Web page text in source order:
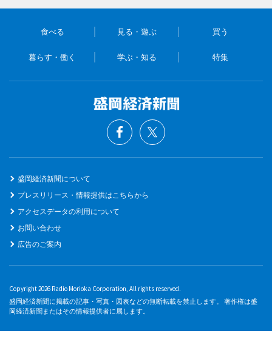
食べる 見る・遊ぶ 買う
暮らす・働く 学ぶ・知る 特集
盛岡経済新聞について
プレスリリース・情報提供はこちらから
アクセスデータの利用について
お問い合わせ
広告のご案内
Copyright 2026 Radio Morioka Corporation, All rights reserved.
盛岡経済新聞に掲載の記事・写真・図表などの無断転載を禁止します。 著作権は盛
岡経済新聞またはその情報提供者に属します。